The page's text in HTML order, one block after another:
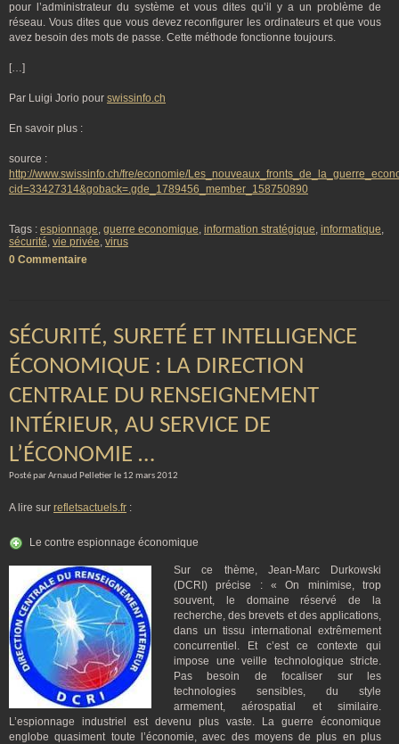
pour l’administrateur du système et vous dites qu’il y a un problème de
réseau. Vous dites que vous devez reconfigurer les ordinateurs et que vous
avez besoin des mots de passe. Cette méthode fonctionne toujours.
[…]
Par Luigi Jorio pour swissinfo.ch
En savoir plus :
source :
http://www.swissinfo.ch/fre/economie/
cid=33427314&goback=.gde_1789456_member_158750890
Tags : espionnage, guerre economique, information stratégique, informatique,
sécurité, vie privée, virus
0 Commentaire
SÉCURITÉ, SURETÉ ET INTELLIGENCE
ÉCONOMIQUE : LA DIRECTION
CENTRALE DU RENSEIGNEMENT
INTÉRIEUR, AU SERVICE DE
L’ÉCONOMIE …
Posté par Arnaud Pelletier le 12 mars 2012
A lire sur refletsactuels.fr :
Le contre espionnage économique
Sur ce thème, Jean-Marc Durkowski
(DCRI) précise : « On minimise, trop
souvent, le domaine réservé de la
recherche, des brevets et des applications,
dans un tissu international extrêmement
concurrentiel. Et c’est ce contexte qui
impose une veille technologique stricte.
Pas besoin de focaliser sur les
technologies sensibles, du style
armement, aérospatial et similaire.
L’espionnage industriel est devenu plus vaste. La guerre économique
englobe quasiment toute l’économie, avec des moyens de plus en plus